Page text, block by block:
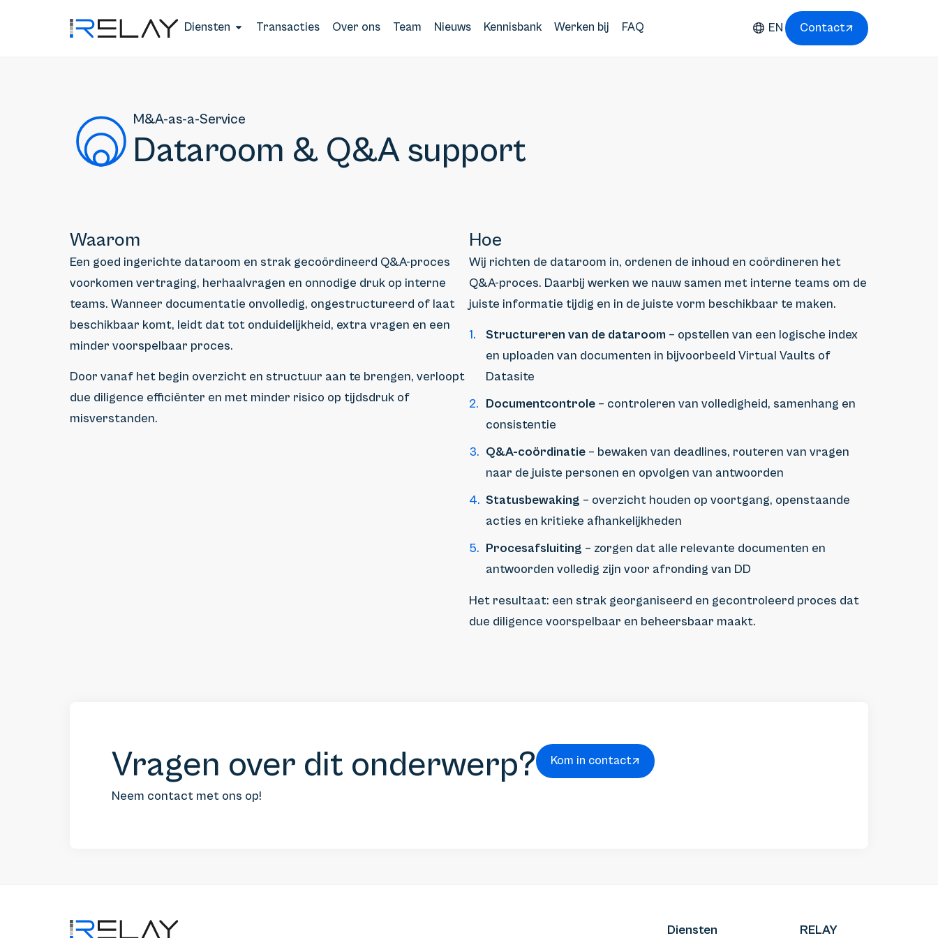
Diensten Transacties Over ons Team Nieuws Kennisbank Werken bij FAQ EN Contact
M&A-as-a-Service
Dataroom & Q&A support
Waarom
Een goed ingerichte dataroom en strak gecoördineerd Q&A-proces
voorkomen vertraging, herhaalvragen en onnodige druk op interne
teams. Wanneer documentatie onvolledig, ongestructureerd of laat
beschikbaar komt, leidt dat tot onduidelijkheid, extra vragen en een
minder voorspelbaar proces.
Door vanaf het begin overzicht en structuur aan te brengen, verloopt
due diligence efficiënter en met minder risico op tijdsdruk of
misverstanden.
Hoe
Wij richten de dataroom in, ordenen de inhoud en coördineren het
Q&A-proces. Daarbij werken we nauw samen met interne teams om de
juiste informatie tijdig en in de juiste vorm beschikbaar te maken.
Structureren van de dataroom – opstellen van een logische index
en uploaden van documenten in bijvoorbeeld Virtual Vaults of
Datasite
Documentcontrole – controleren van volledigheid, samenhang en
consistentie
Q&A-coördinatie – bewaken van deadlines, routeren van vragen
naar de juiste personen en opvolgen van antwoorden
Statusbewaking – overzicht houden op voortgang, openstaande
acties en kritieke afhankelijkheden
Procesafsluiting – zorgen dat alle relevante documenten en
antwoorden volledig zijn voor afronding van DD
Het resultaat: een strak georganiseerd en gecontroleerd proces dat
due diligence voorspelbaar en beheersbaar maakt.
Vragen over dit onderwerp?
Neem contact met ons op!
Kom in contact
Diensten RELAY